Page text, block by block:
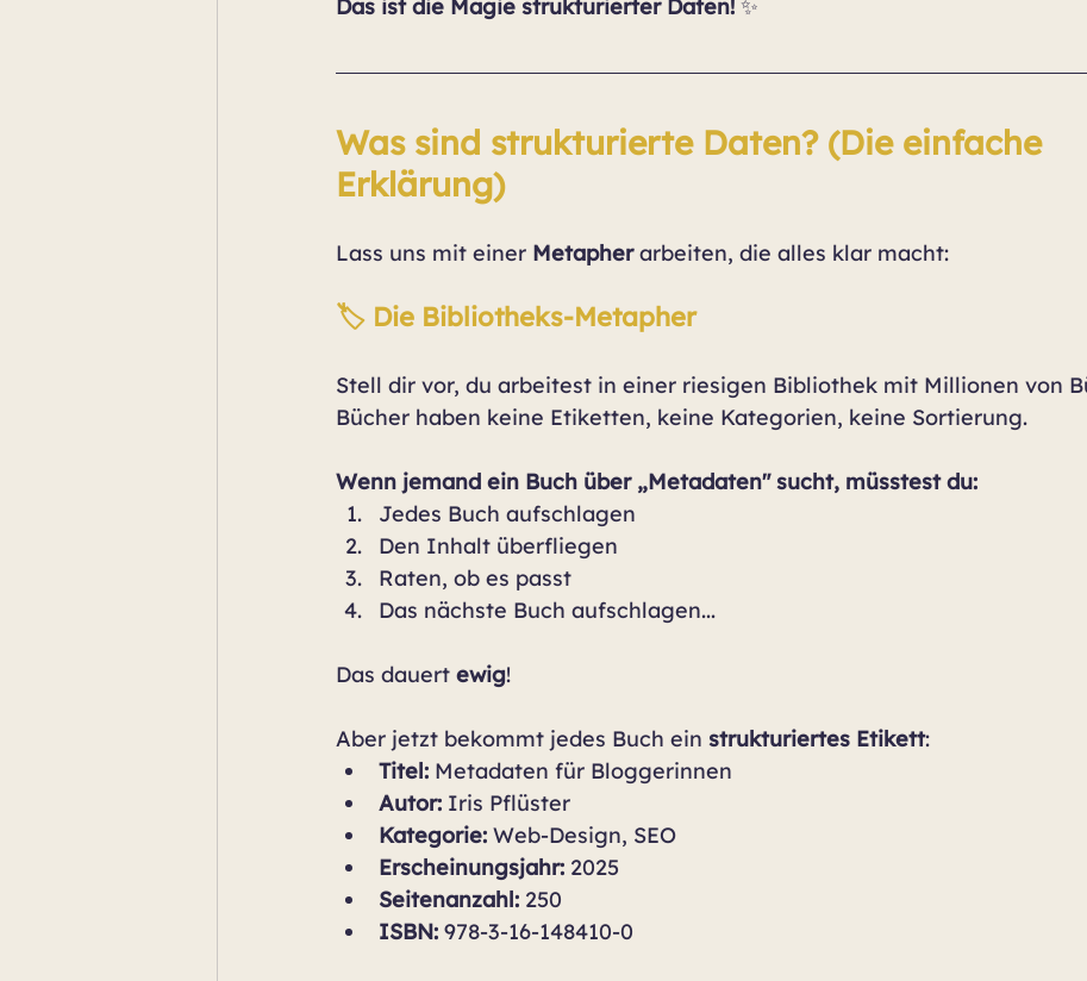
Das ist die Magie strukturierter Daten! ✨
Was sind strukturierte Daten? (Die einfache
Erklärung)
Lass uns mit einer Metapher arbeiten, die alles klar macht:
🏷️ Die Bibliotheks-Metapher
Stell dir vor, du arbeitest in einer riesigen Bibliothek mit Millionen von
Bücher haben keine Etiketten, keine Kategorien, keine Sortierung.
Wenn jemand ein Buch über „Metadaten" sucht, müsstest du:
Jedes Buch aufschlagen
Den Inhalt überfliegen
Raten, ob es passt
Das nächste Buch aufschlagen...
Das dauert ewig!
Aber jetzt bekommt jedes Buch ein strukturiertes Etikett:
Titel: Metadaten für Bloggerinnen
Autor: Iris Pflüster
Kategorie: Web-Design, SEO
Erscheinungsjahr: 2025
Seitenanzahl: 250
ISBN: 978-3-16-148410-0